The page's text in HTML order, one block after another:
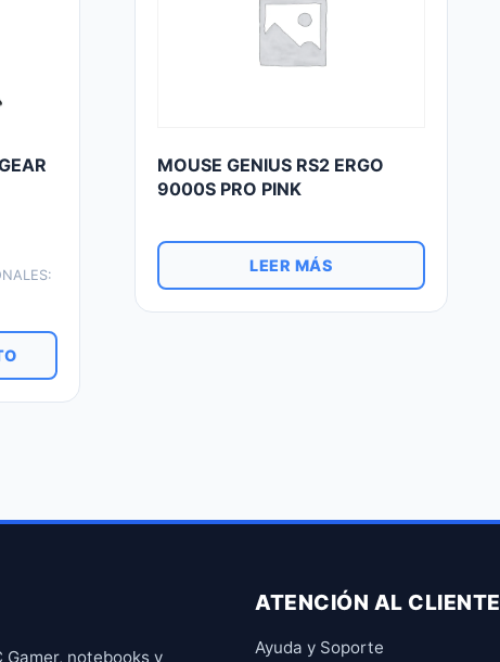
MOUSE GENIUS RS2 ERGO
9000S PRO PINK
LEER MÁS
Gamer, notebooks y
ATENCIÓN AL CLIENTE
Ayuda y Soporte